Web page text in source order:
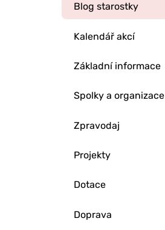
Blog starostky
Kalendář akcí
Základní informace
Spolky a organizace
Zpravodaj
Projekty
Dotace
Doprava